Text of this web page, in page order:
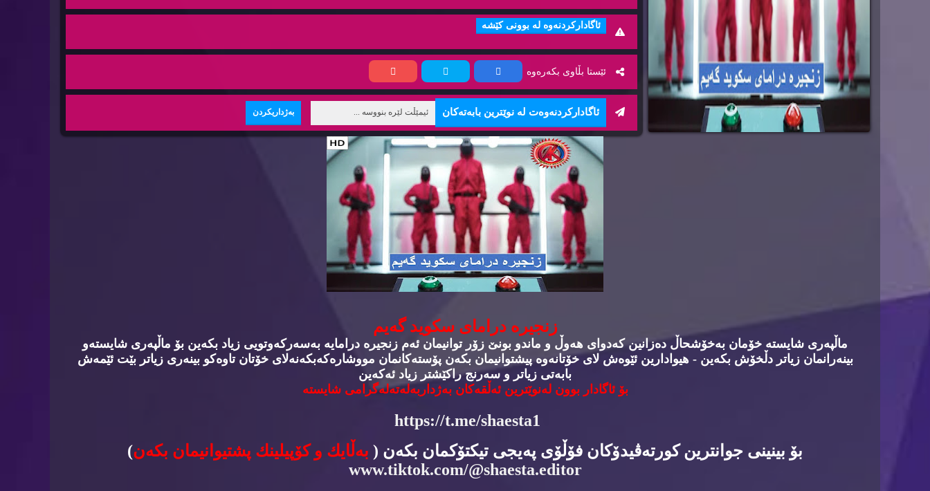
ئاگاداركردنه‌وه‌ له‌ بوونی كێشه‌
ئێستا بڵاوی بكه‌ره‌وه‌
ئاگاداركردنه‌وه‌ت له‌ نوێترین بابه‌ته‌كان
زنجیره‌ درامای سكوید گه‌یم
ماڵپه‌ری شایسته‌ خۆمان به‌خۆشحاڵ ده‌زانین كه‌دوای هه‌وڵ و ماندو بونێ زۆر توانیمان ئه‌م زنجیره‌ درامایه‌ به‌سه‌ركه‌وتویی زیاد بكه‌ین بۆ ماڵپه‌ری شایسته‌و
بینه‌رانمان زیاتر دڵخۆش بكه‌ین - هیوادارین ئێوه‌ش لای خۆتانه‌وه‌ پیشتوانیمان بكه‌ن پۆسته‌كانمان مووشاره‌كه‌بكه‌نه‌لای خۆتان تاوه‌كو بینه‌ری زیاتر بێت ئێمه‌ش
بابه‌تی زیاتر و سه‌رنج راكێشتر زیاد ئه‌كه‌ین
بۆ ئاگادار بوون له‌نوێترین ئه‌ڵقه‌كان به‌ژداربه‌له‌ته‌له‌گرامی شایسته‌
https://t.me/shaesta1
بۆ بینینی جوانترین كورته‌ڤیدۆكان فۆڵۆی په‌یجی تیكتۆكمان بكه‌ن ( به‌ڵایك و كۆپیلینك پشتیوانیمان بكه‌ن)
www.tiktok.com/@shaesta.editor